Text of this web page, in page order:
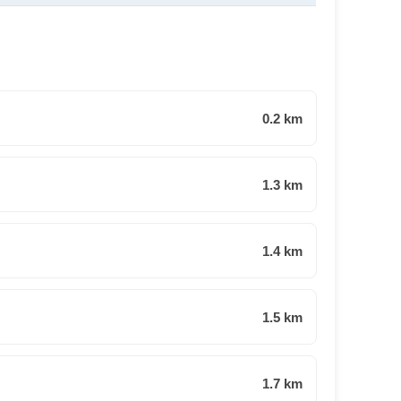
0.2 km
1.3 km
1.4 km
1.5 km
1.7 km